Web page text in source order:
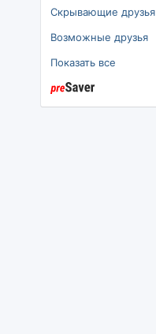
Скрывающие друзья
озможные друзья
Показать все